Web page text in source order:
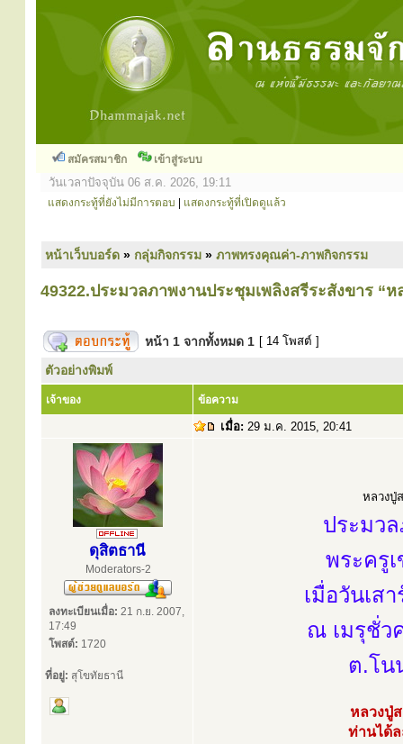
สมัครสมาชิก เข้าสู่ระบบ
วันเวลาปัจจุบัน 06 ส.ค. 2026, 19:11
แสดงกระทู้ที่ยังไม่มีการตอบ แสดงกระทู้ที่เปิดดูแล้ว
หน้าเว็บบอร์ด » กลุ่มกิจกรรม » ภาพทรงคุณค่า-ภาพกิจกรรม
49322.ประมวลภาพงานประชุมเพลิงสรีระสังขาร “
หน้า 1 จากทั้งหมด 1 [ 14 โพสต์ ]
ตัวอย่างพิมพ์
เจ้าของ ข้อความ
เมื่อ: 29 ม.ค. 2015, 20:41
ดุสิตธานี
Moderators-2
ลงทะเบียนเมื่อ: 21 ก.ย. 2007,
17:49
โพสต์: 1720
ที่อยู่: สุโขทัยธานี
หลวงปู่
ประมว
พระครู
เมื่อวันเ
ณ เมรุชั่ว
ต.โน
หลวงปู่
ท่านได้